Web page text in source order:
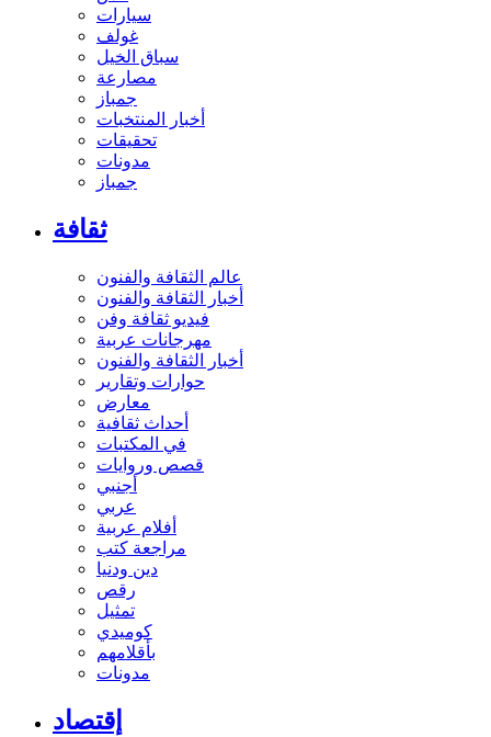
سيارات
غولف
سباق الخيل
مصارعة
جمباز
أخبار المنتخبات
تحقيقات
مدونات
جمباز
ثقافة
عالم الثقافة والفنون
أخبار الثقافة والفنون
فيديو ثقافة وفن
مهرجانات عربية
أخبار الثقافة والفنون
حوارات وتقارير
معارض
أحداث ثقافية
في المكتبات
قصص وروايات
أجنبي
عربي
أفلام عربية
مراجعة كتب
دين ودنيا
رقص
تمثيل
كوميدي
بأقلامهم
مدونات
إقتصاد